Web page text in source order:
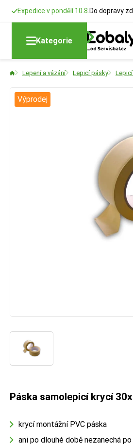
Expedice v pondělí 10.8. Do dopravy
Kategorie
Lepení a vázání Lepicí pásky
Výprodej
Páska samolepicí krycí
krycí montážní PVC páska
ani po dlouhé době nezanechá